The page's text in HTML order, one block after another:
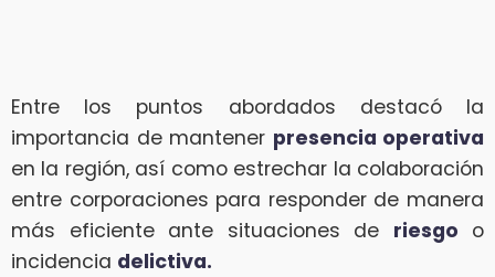
Entre los puntos abordados destacó la
importancia de mantener presencia operativa
en la región, así como estrechar la colaboración
entre corporaciones para responder de manera
más eficiente ante situaciones de riesgo o
incidencia delictiva.